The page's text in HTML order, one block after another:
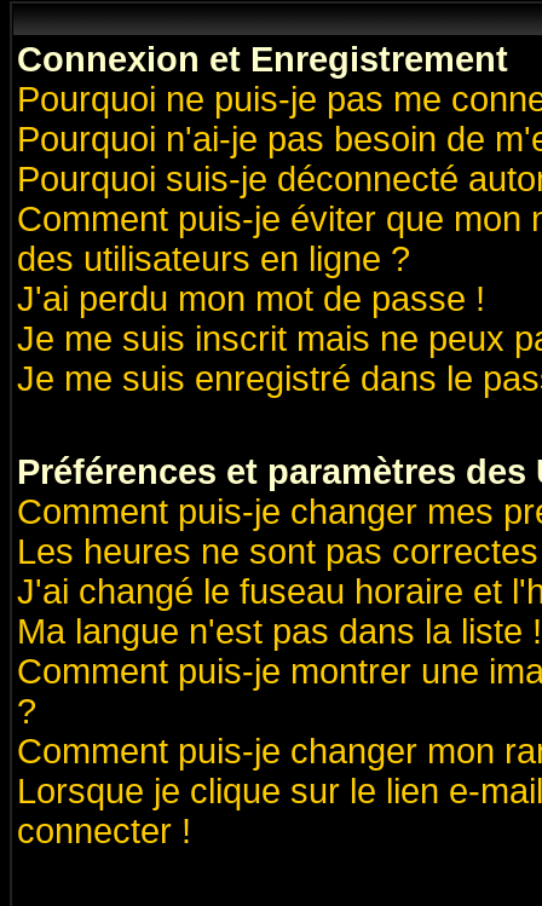
Connexion et Enregistrement
Pourquoi ne puis-je pas me
Pourquoi n'ai-je pas besoin de
Pourquoi suis-je déconnecté
Comment puis-je éviter que mon
des utilisateurs en ligne ?
J'ai perdu mon mot de passe !
Je me suis inscrit mais ne peux
Je me suis enregistré dans le
Préférences et paramètres
Comment puis-je changer mes
Les heures ne sont pas
J'ai changé le fuseau horaire et
Ma langue n'est pas dans la liste !
Comment puis-je montrer une
?
Comment puis-je changer mon
Lorsque je clique sur le lien e-
connecter !